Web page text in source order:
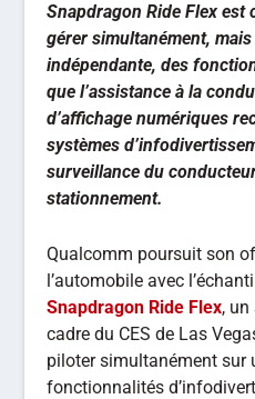
Snapdragon Ride Flex est
gérer simultanément,
indépendante, des
que l’assistance à la
d’affichage numériques
systèmes
surveillance du
stationnement.
Qualcomm poursuit son
l’automobile avec
Snapdragon Ride Flex, un
cadre du CES de Las
piloter simultanément sur
fonctionnalités